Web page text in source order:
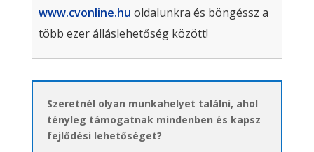
www.cvonline.hu oldalunkra és böngéssz a
több ezer álláslehetőség között!
Szeretnél olyan munkahelyet találni, ahol
tényleg támogatnak mindenben és kapsz
fejlődési lehetőséget?